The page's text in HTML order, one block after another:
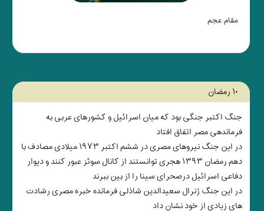
مقام عجم
۱۰ رمضان
جنگ اکتبر جنگی بود که میان اسرائیل و کشورهای عربی به
فرماندهی مصر اتفاق افتاد
در این جنگ نیروهای مصری در ششم اکتبر ۱۹۷۳ میلادی مصادف با
دهم رمضان ۱۳۹۳ هجری توانستند از کانال سوئز عبور کنند و دیوار
دفاعی اسرائیل درصحرای سینا را از بین ببرند
در این جنگ ژنرال سعیدالدین شاذلی فرمانده خبره مصری رشادت
های زیادی از خود نشان داد